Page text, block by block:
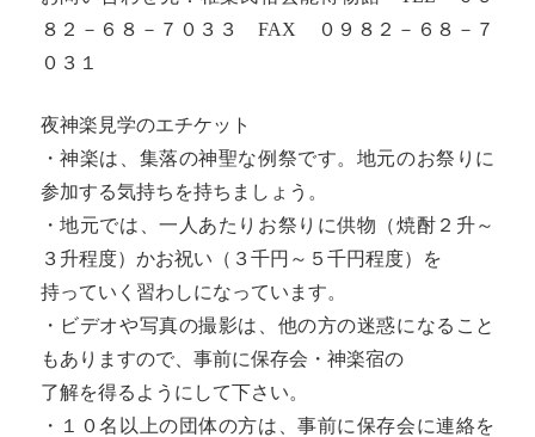
８２－６８－７０３３ FAX ０９８２－６８－７
０３１
夜神楽見学のエチケット
・神楽は、集落の神聖な例祭です。地元のお祭りに
参加する気持ちを持ちましょう。
・地元では、一人あたりお祭りに供物（焼酎２升～
３升程度）かお祝い（３千円～５千円程度）を
持っていく習わしになっています。
・ビデオや写真の撮影は、他の方の迷惑になること
もありますので、事前に保存会・神楽宿の
了解を得るようにして下さい。
・１０名以上の団体の方は、事前に保存会に連絡を